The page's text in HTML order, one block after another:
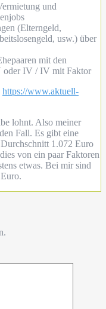
und
(Elterngeld,
usw.) über
mit den
oder IV / IV mit Faktor
https://www.aktuell-
lohnt. Also meiner
Fall. Es gibt eine
1.072 Euro
von ein paar Faktoren
etwas. Bei mir sind